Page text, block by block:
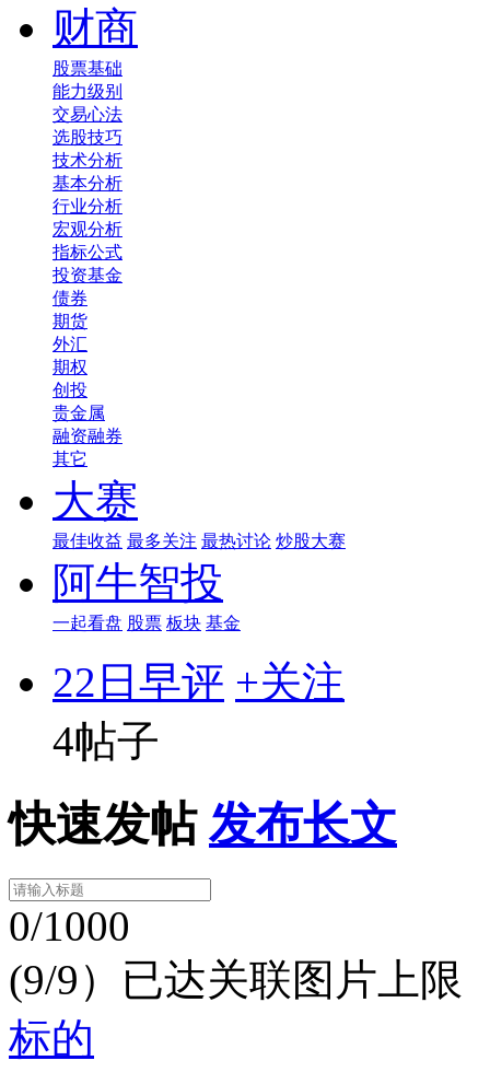
财商
股票基础
能力级别
交易心法
选股技巧
技术分析
基本分析
行业分析
宏观分析
指标公式
投资基金
债券
期货
外汇
期权
创投
贵金属
融资融券
其它
大赛
最佳收益 最多关注 最热讨论 炒股大赛
阿牛智投
一起看盘 股票 板块 基金
22日早评 +关注
4帖子
快速发帖 发布长文
0/1000
(9/9）已达关联图片上限
标的